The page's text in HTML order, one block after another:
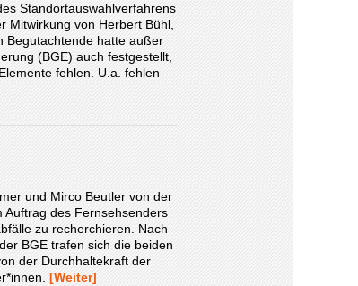
Standortauswahlverfahrens
Mitwirkung von Herbert Bühl,
Begutachtende hatte außer
(BGE) auch festgestellt,
fehlen. U.a. fehlen
und Mirco Beutler von der
Auftrag des Fernsehsenders
zu recherchieren. Nach
BGE trafen sich die beiden
der Durchhaltekraft der
[Weiter]